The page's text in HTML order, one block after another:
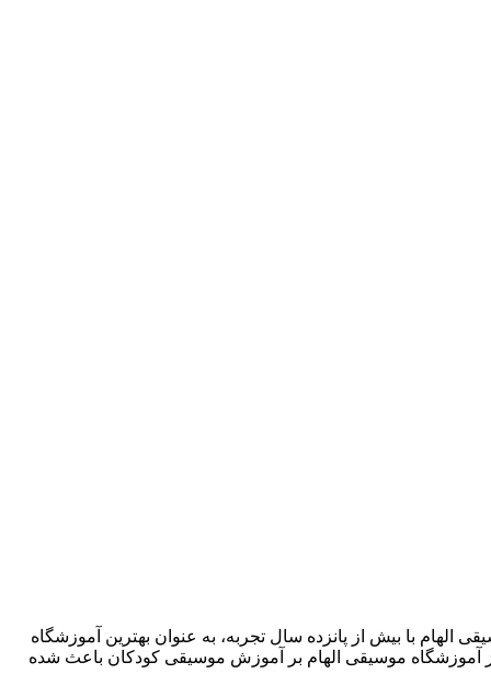
موسیقی الهام با بیش از پانزده سال تجربه، به عنوان بهترین آموزشگاه
موسیقی الهام بر آموزش موسیقی کودکان باعث شده